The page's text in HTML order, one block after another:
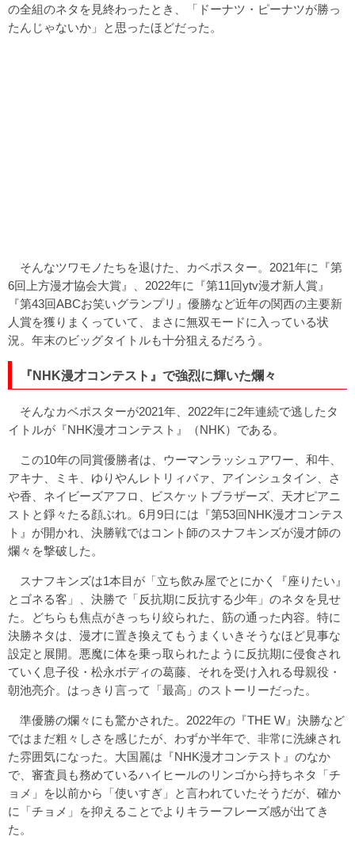
の全組のネタを見終わったとき、「ドーナツ・ピーナツが勝っ
たんじゃないか」と思ったほどだった。
そんなツワモノたちを退けた、カベポスター。2021年に『第
6回上方漫才協会大賞』、2022年に『第11回ytv漫才新人賞』
『第43回ABCお笑いグランプリ』優勝など近年の関西の主要新
人賞を獲りまくっていて、まさに無双モードに入っている状
況。年末のビッグタイトルも十分狙えるだろう。
『NHK漫才コンテスト』で強烈に輝いた爛々
そんなカベポスターが2021年、2022年に2年連続で逃したタ
イトルが『NHK漫才コンテスト』（NHK）である。
この10年の同賞優勝者は、ウーマンラッシュアワー、和牛、
アキナ、ミキ、ゆりやんレトリィバァ、アインシュタイン、さ
や香、ネイビーズアフロ、ビスケットブラザーズ、天才ピアニ
ストと錚々たる顔ぶれ。6月9日には『第53回NHK漫才コンテス
ト』が開かれ、決勝戦ではコント師のスナフキンズが漫才師の
爛々を撃破した。
スナフキンズは1本目が「立ち飲み屋でとにかく『座りたい』
とゴネる客」、決勝で「反抗期に反抗する少年」のネタを見せ
た。どちらも焦点がきっちり絞られた、筋の通った内容。特に
決勝ネタは、漫才に置き換えてもうまくいきそうなほど見事な
設定と展開。悪魔に体を乗っ取られたように反抗期に侵食され
ていく息子役・松永ボディの葛藤、それを受け入れる母親役・
朝池亮介。はっきり言って「最高」のストーリーだった。
準優勝の爛々にも驚かされた。2022年の『THE W』決勝など
ではまだ粗々しさを感じたが、わずか半年で、非常に洗練され
た雰囲気になった。大国麗は『NHK漫才コンテスト』のなか
で、審査員も務めているハイヒールのリンゴから持ちネタ「チ
ョメ」を以前から「使いすぎ」と言われていたそうだが、確か
に「チョメ」を抑えることでよりキラーフレーズ感が出てき
た。